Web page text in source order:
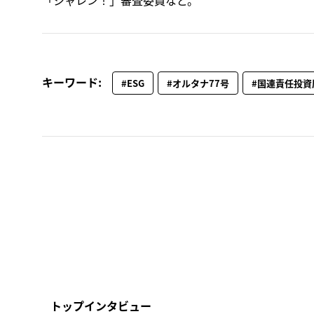
キーワード: #ESG #オルタナ77号 #国連責任投
トップインタビュー